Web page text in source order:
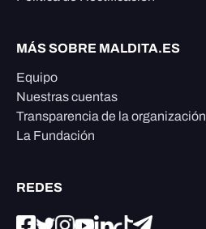
MÁS SOBRE MALDITA.ES
Equipo
Nuestras cuentas
Transparencia de la organización
La Fundación
REDES